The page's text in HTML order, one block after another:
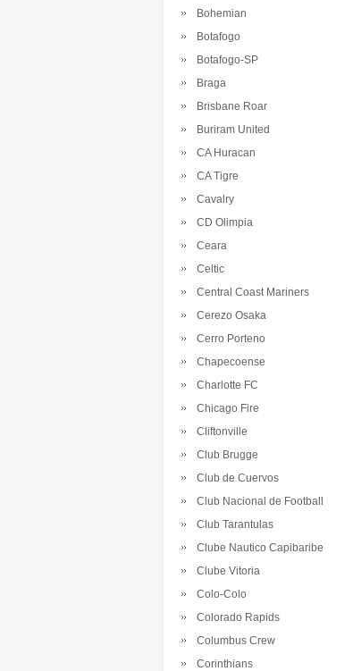
Bohemian
Botafogo
Botafogo-SP
Braga
Brisbane Roar
Buriram United
CA Huracan
CA Tigre
Cavalry
CD Olimpia
Ceara
Celtic
Central Coast Mariners
Cerezo Osaka
Cerro Porteno
Chapecoense
Charlotte FC
Chicago Fire
Cliftonville
Club Brugge
Club de Cuervos
Club Nacional de Football
Club Tarantulas
Clube Nautico Capibaribe
Clube Vitoria
Colo-Colo
Colorado Rapids
Columbus Crew
Corinthians